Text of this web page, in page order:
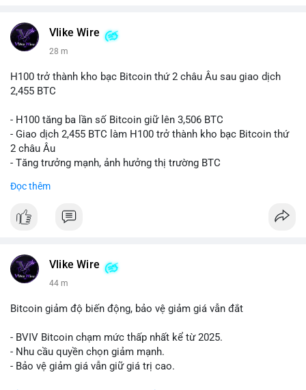
📰 Nguồn: CoinDesk
Vlike Wire
28 m
H100 trở thành kho bạc Bitcoin thứ 2 châu Âu sau giao dịch
2,455 BTC
- H100 tăng ba lần số Bitcoin giữ lên 3,506 BTC
- Giao dịch 2,455 BTC làm H100 trở thành kho bạc Bitcoin thứ
2 châu Âu
- Tăng trưởng mạnh, ảnh hưởng thị trường BTC
#binancesquare
$btc
📰 Nguồn: Cointelegraph
Đọc thêm
Vlike Wire
44 m
Bitcoin giảm độ biến động, bảo vệ giảm giá vẫn đắt
- BVIV Bitcoin chạm mức thấp nhất kể từ 2025.
- Nhu cầu quyền chọn giảm mạnh.
- Bảo vệ giảm giá vẫn giữ giá trị cao.